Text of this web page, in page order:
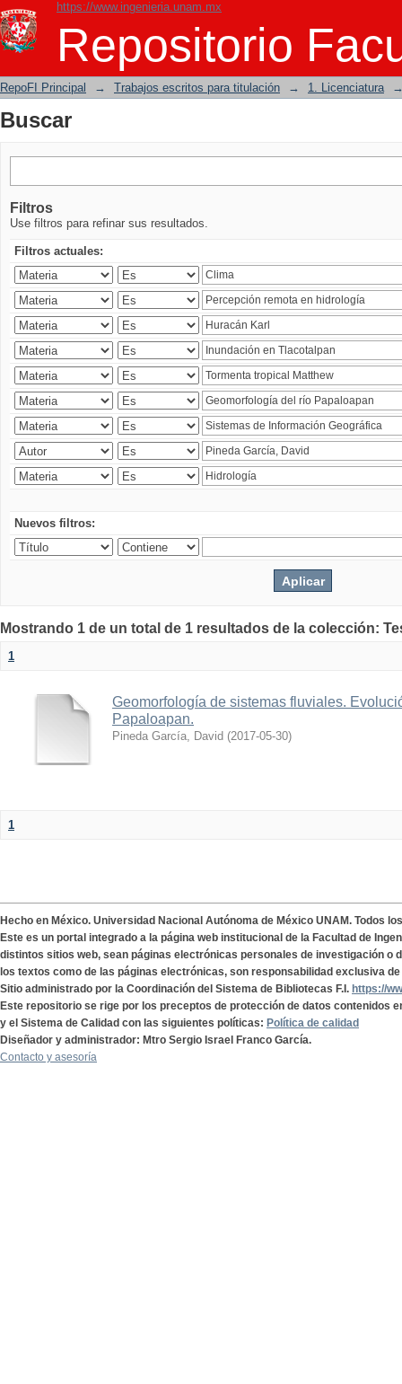
https://www.ingenieria.unam.mx
Repositorio
Buscar
RepoFI Principal → Trabajos escritos para titulación → 1. Licenciatura
Buscar
Filtros
Use filtros para refinar sus resultados.
Filtros actuales:
Nuevos filtros:
Mostrando 1 de un total de 1 resultados de la colección:
1
Geomorfología de sistemas fluviales.
Papaloapan.
Pineda García, David (2017-05-30)
1
Hecho en México. Universidad Nacional Autónoma de México UNAM. Todos
Este es un portal integrado a la página web institucional de la Facultad de
distintos sitios web, sean páginas electrónicas personales de investigación o
los textos como de las páginas electrónicas, son responsabilidad exclusiva
Sitio administrado por la Coordinación del Sistema de Bibliotecas F.I. https://
Este repositorio se rige por los preceptos de protección de datos contenidos
y el Sistema de Calidad con las siguientes políticas: Política de calidad
Diseñador y administrador: Mtro Sergio Israel Franco García.
Contacto y asesoría